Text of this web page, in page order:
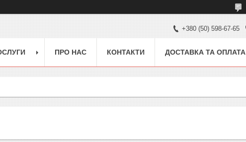
+380 (50) 598-67-65
ПРО НАС КОНТАКТИ ДОСТАВКА ТА ОПЛАТА